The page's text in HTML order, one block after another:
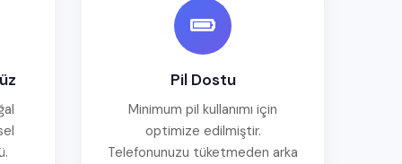
Pil Dostu
Minimum pil kullanımı için
optimize edilmiştir.
Telefonunuzu tüketmeden arka